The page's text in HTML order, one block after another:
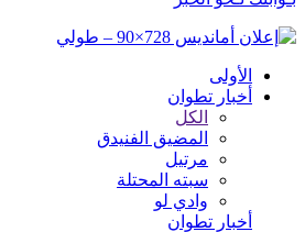
الأولى
أخبار تطوان
الكل
المضيق الفنيدق
مرتيل
سبته المحتلة
وادي لو
أخبار تطوان